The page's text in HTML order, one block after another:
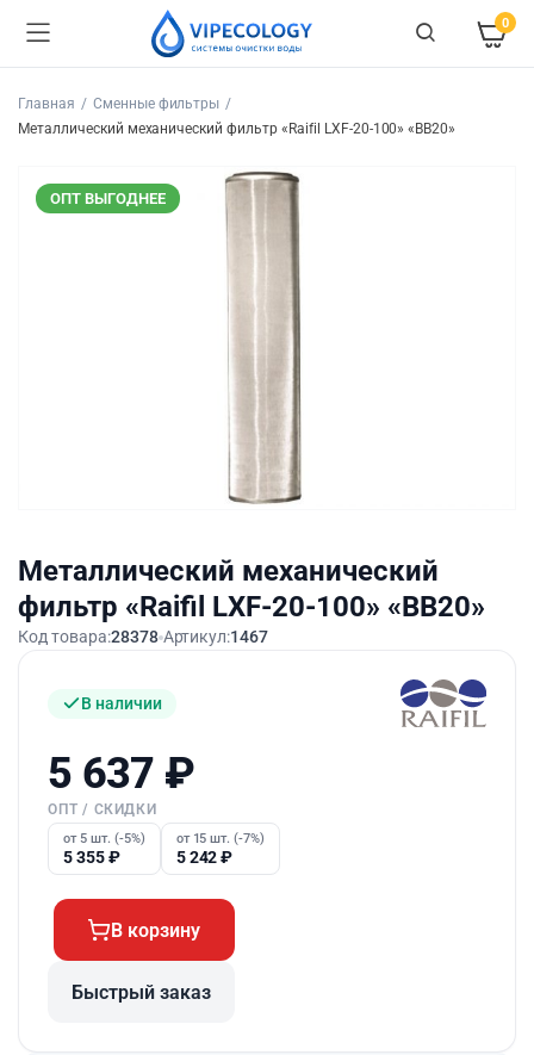
0
Главная
Сменные фильтры
Металлический механический фильтр «Raifil LXF-20-100» «BB20»
ОПТ ВЫГОДНЕЕ
Металлический механический
фильтр «Raifil LXF-20-100» «BB20»
Код товара:28378 Артикул:1467
В наличии
5 637 ₽
ОПТ / СКИДКИ
от 5 шт. (-5%)
5 355₽
от 15 шт. (-7%)
5 242₽
В корзину
Быстрый заказ